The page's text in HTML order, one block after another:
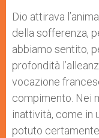
Dio attirava
della sofferenza,
abbiamo sentito,
profondità
vocazione
compimento. Nei
inattività, come in
potuto